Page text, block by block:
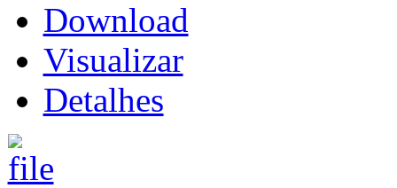
Download
Visualizar
Detalhes